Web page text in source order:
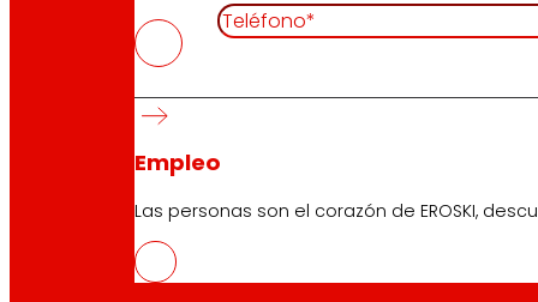
Empleo
Las personas son el corazón de EROSKI,
Teléfono (obligatorio)
Documentación
Memoria de candidatura*